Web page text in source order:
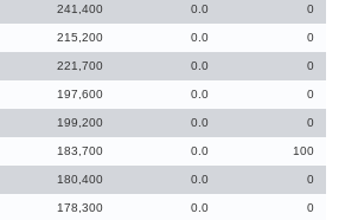
241,400 0.0 0
215,200 0.0 0
221,700 0.0 0
197,600 0.0 0
199,200 0.0 0
183,700 0.0 100
180,400 0.0 0
178,300 0.0 0